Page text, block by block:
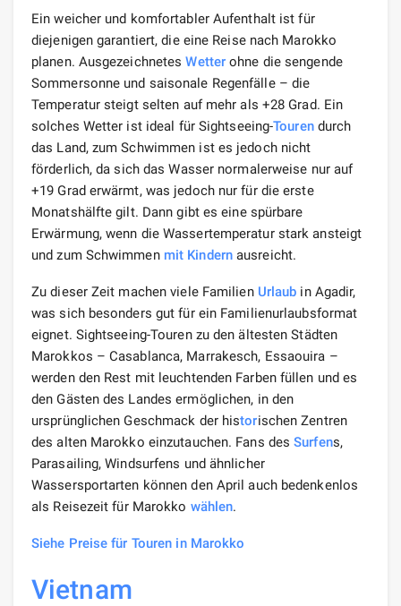
Ein weicher und komfortabler Aufenthalt ist für
diejenigen garantiert, die eine Reise nach Marokko
planen. AusgezeichnetesWetter ohne die sengende
Sommersonne und saisonale Regenfälle – die
Temperatur steigt selten auf mehr als +28 Grad. Ein
solches Wetter ist ideal für Sightseeing-Tourendurch
das Land, zum Schwimmen ist es jedoch nicht
förderlich, da sich das Wasser normalerweise nur auf
+19 Grad erwärmt, was jedoch nur für die erste
Monatshälfte gilt. Dann gibt es eine spürbare
Erwärmung, wenn die Wassertemperatur stark ansteigt
und zum Schwimmen mit Kindernausreicht.
Zu dieser Zeit machen viele Familien Urlaub in Agadir,
was sich besonders gut für ein Familienurlaubsformat
eignet. Sightseeing-Touren zu den ältesten Städten
Marokkos – Casablanca, Marrakesch, Essaouira –
werden den Rest mit leuchtenden Farben füllen und es
den Gästen des Landes ermöglichen, in den
ursprünglichen Geschmack der historischen Zentren
des alten Marokko einzutauchen. Fans desSurfens,
Parasailing, Windsurfens und ähnlicher
Wassersportarten können den April auch bedenkenlos
als Reisezeit für Marokko wählen.
Siehe Preise für Touren in Marokko
Vietnam